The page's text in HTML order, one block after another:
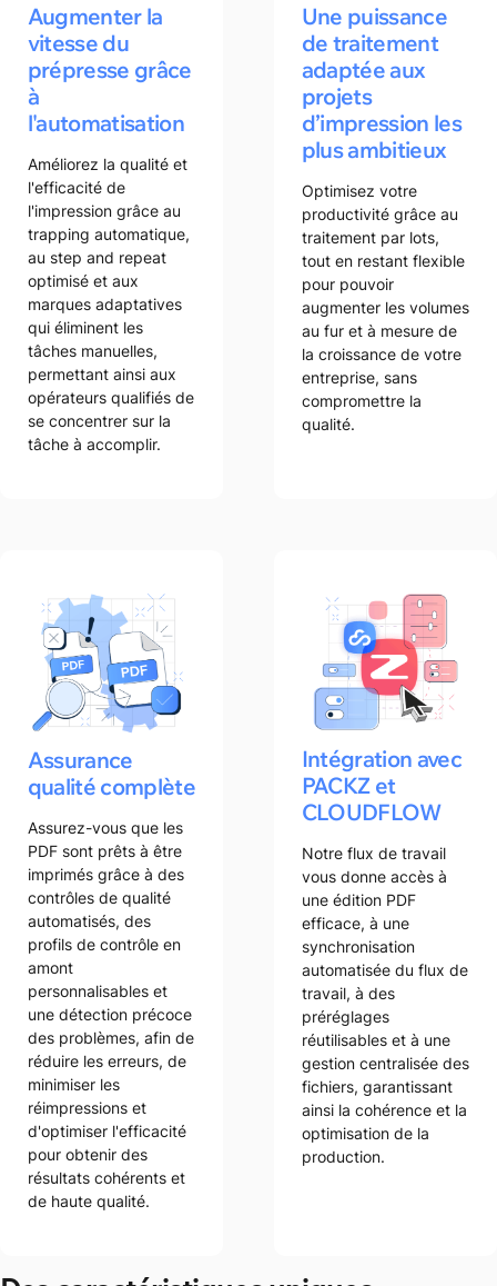
Augmenter la
vitesse du
prépresse grâce
à
l'automatisation
Améliorez la qualité et
l'efficacité de
l'impression grâce au
trapping automatique,
au step and repeat
optimisé et aux
marques adaptatives
qui éliminent les
tâches manuelles,
permettant ainsi aux
opérateurs qualifiés de
se concentrer sur la
tâche à accomplir.
Une puissance
de traitement
adaptée aux
projets
d’impression les
plus ambitieux
Optimisez votre
productivité grâce au
traitement par lots,
tout en restant flexible
pour pouvoir
augmenter les volumes
au fur et à mesure de
la croissance de votre
entreprise, sans
compromettre la
qualité.
Assurance
qualité complète
Assurez-vous que les
PDF sont prêts à être
imprimés grâce à des
contrôles de qualité
automatisés, des
profils de contrôle en
amont
personnalisables et
une détection précoce
des problèmes, afin de
réduire les erreurs, de
minimiser les
réimpressions et
d'optimiser l'efficacité
pour obtenir des
résultats cohérents et
de haute qualité.
Intégration avec
PACKZ et
CLOUDFLOW
Notre flux de travail
vous donne accès à
une édition PDF
efficace, à une
synchronisation
automatisée du flux de
travail, à des
préréglages
réutilisables et à une
gestion centralisée des
fichiers, garantissant
ainsi la cohérence et la
optimisation de la
production.